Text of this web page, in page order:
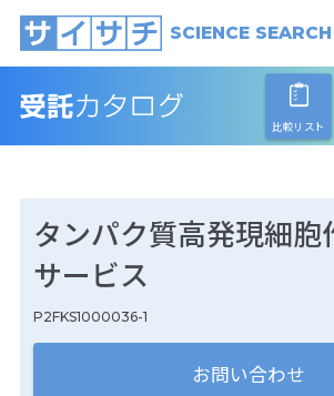
SCIENCE SEARCH
比較リスト
タンパク質高発現細胞
サービス
P2FKS1000036-1
お問い合わせ